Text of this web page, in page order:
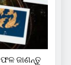
ଫଳ ଜାଣନ୍ତୁ